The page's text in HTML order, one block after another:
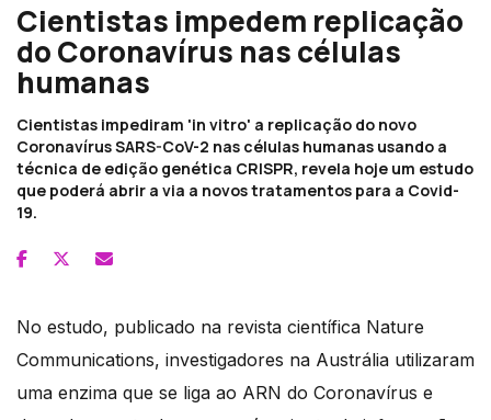
Cientistas impedem replicação
do Coronavírus nas células
humanas
Cientistas impediram 'in vitro' a replicação do novo
Coronavírus SARS-CoV-2 nas células humanas usando a
técnica de edição genética CRISPR, revela hoje um estudo
que poderá abrir a via a novos tratamentos para a Covid-
19.
No estudo, publicado na revista científica Nature
Communications, investigadores na Austrália utilizaram
uma enzima que se liga ao ARN do Coronavírus e